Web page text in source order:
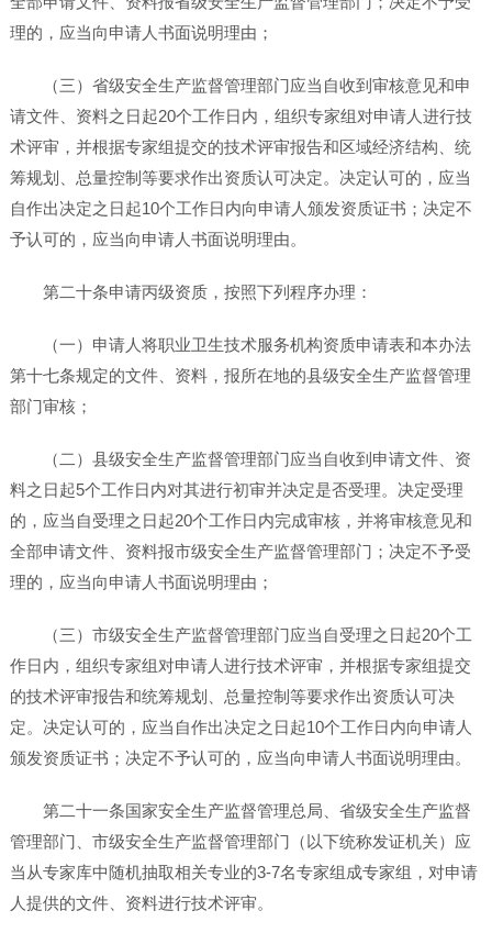
理的，应当向申请人书面说明理由；
（三）省级安全生产监督管理部门应当自收到审核意见和申
请文件、资料之日起20个工作日内，组织专家组对申请人进行技
术评审，并根据专家组提交的技术评审报告和区域经济结构、统
筹规划、总量控制等要求作出资质认可决定。决定认可的，应当
自作出决定之日起10个工作日内向申请人颁发资质证书；决定不
予认可的，应当向申请人书面说明理由。
第二十条申请丙级资质，按照下列程序办理：
（一）申请人将职业卫生技术服务机构资质申请表和本办法
第十七条规定的文件、资料，报所在地的县级安全生产监督管理
部门审核；
（二）县级安全生产监督管理部门应当自收到申请文件、资
料之日起5个工作日内对其进行初审并决定是否受理。决定受理
的，应当自受理之日起20个工作日内完成审核，并将审核意见和
全部申请文件、资料报市级安全生产监督管理部门；决定不予受
理的，应当向申请人书面说明理由；
（三）市级安全生产监督管理部门应当自受理之日起20个工
作日内，组织专家组对申请人进行技术评审，并根据专家组提交
的技术评审报告和统筹规划、总量控制等要求作出资质认可决
定。决定认可的，应当自作出决定之日起10个工作日内向申请人
颁发资质证书；决定不予认可的，应当向申请人书面说明理由。
第二十一条国家安全生产监督管理总局、省级安全生产监督
管理部门、市级安全生产监督管理部门（以下统称发证机关）应
当从专家库中随机抽取相关专业的3-7名专家组成专家组，对申请
人提供的文件、资料进行技术评审。